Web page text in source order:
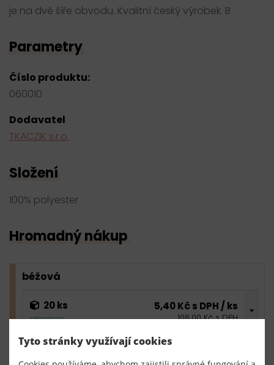
je na dvě šíře obvodu. Kvalitní český výrobek. B
Parametry
Číslo produktu:
060010
Dodavatel
TKACZIK s.r.o.
Složení
100% polyester
Hromadný nákup
béžová
20 ks
skladem
5,40 Kč s DPH / ks
108,00 Kč s DPH
bal.
Tyto stránky využívají cookies